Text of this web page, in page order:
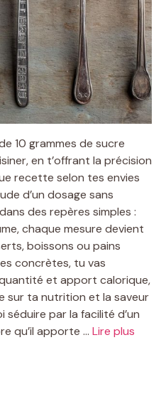
10 grammes de sucre
en t’offrant la précision
recette selon tes envies
d’un dosage sans
des repères simples :
chaque mesure devient
boissons ou pains
concrètes, tu vas
et apport calorique,
sur ta nutrition et la saveur
par la facilité d’un
qu’il apporte … Lire plus